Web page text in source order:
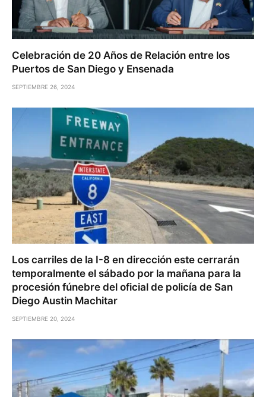
Celebración de 20 Años de Relación entre los
Puertos de San Diego y Ensenada
SEPTIEMBRE 26, 2024
Los carriles de la I-8 en dirección este cerrarán
temporalmente el sábado por la mañana para la
procesión fúnebre del oficial de policía de San
Diego Austin Machitar
SEPTIEMBRE 20, 2024